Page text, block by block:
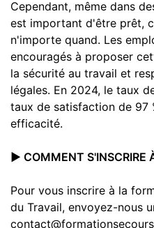
Cependant, même dans
est important d'être prêt,
n'importe quand. Les
encouragés à proposer
la sécurité au travail et
légales. En 2024, le taux
taux de satisfaction de 97
efficacité.
▶️ COMMENT S'INSCRIRE
Pour vous inscrire à la
du Travail, envoyez-nous